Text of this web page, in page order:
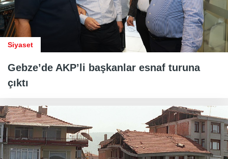
Siyaset
Gebze’de AKP’li başkanlar esnaf turuna
çıktı